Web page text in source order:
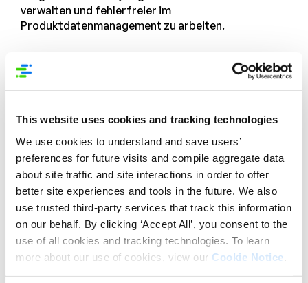
This website uses cookies and tracking technologies
We use cookies to understand and save users’
preferences for future visits and compile aggregate data
about site traffic and site interactions in order to offer
better site experiences and tools in the future. We also
use trusted third-party services that track this information
on our behalf. By clicking ‘Accept All’, you consent to the
use of all cookies and tracking technologies. To learn
more about our use of cookies, view our Cookie Notice
verwalten und fehlerfreier im
Produktdatenmanagement zu arbeiten.
Marketingvorhaben im Blick
behalten
verwaltet, solltet Ihr dennoch nicht die Vorhaben
anderer Abteilungen aus den Augen verlieren.
Hinterlegt bei Euren Produktdaten beispielsweise
auch Informationen wie Trends und Keywords, nach
denen Eure Kund:innen suchen. Auf diese Daten hat
vor allem die Marketingabteilung einen besonderen
Fokus, die Ihr so direkt einbezieht und unterstützt.
Zeit ist Geld